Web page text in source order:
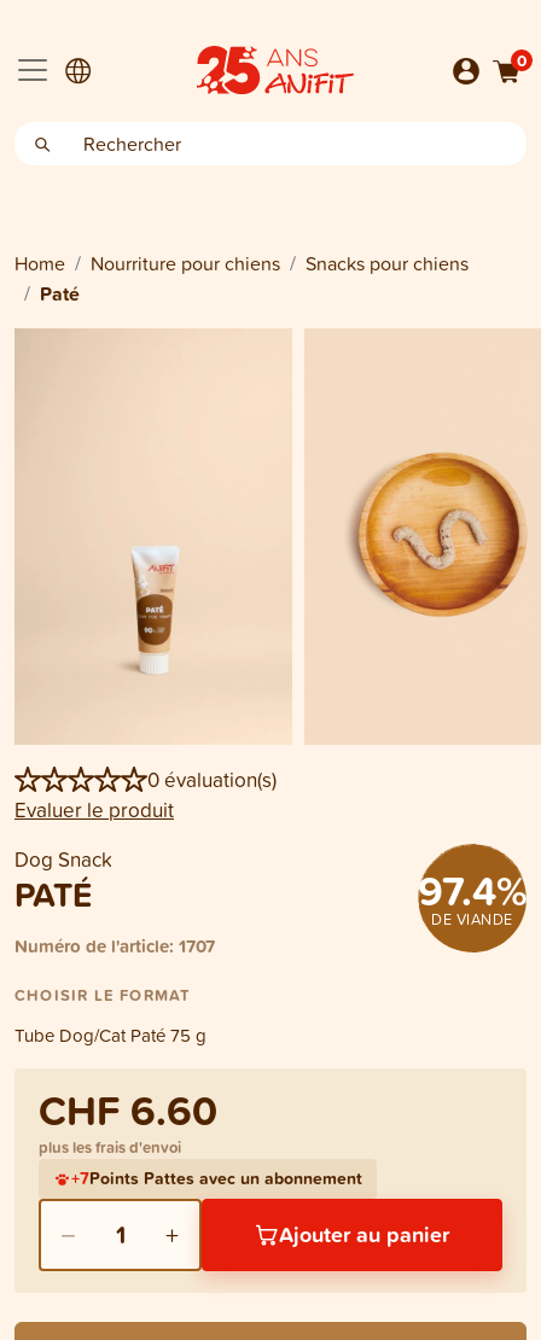
0
Home Nourriture pour chiens Snacks pour chiens
Paté
0 évaluation(s)
Evaluer le produit
Dog Snack
PATÉ
Numéro de l'article: 1707
97.4%
DE VIANDE
CHOISIR LE FORMAT
Tube Dog/Cat Paté 75 g
CHF 6.60
plus les frais d'envoi
+7Points Pattes avec un abonnement
− 1 + Ajouter au panier